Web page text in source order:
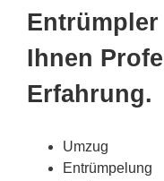
Ihnen
Erfahrung.
Umzug
Entrümpelung